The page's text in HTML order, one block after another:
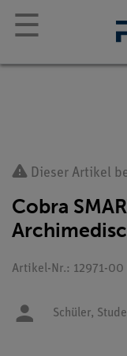
☰
Dieser Artikel
Cobra
Artikel-Nr.: 12971-00
Schüler,